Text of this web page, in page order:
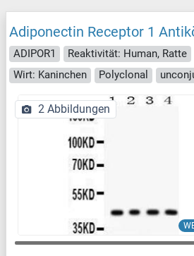
Adiponectin Receptor 1
ADIPOR1 Reaktivität: Human, Ratte
Wirt: Kaninchen
Polyclonal
2 Abbildungen